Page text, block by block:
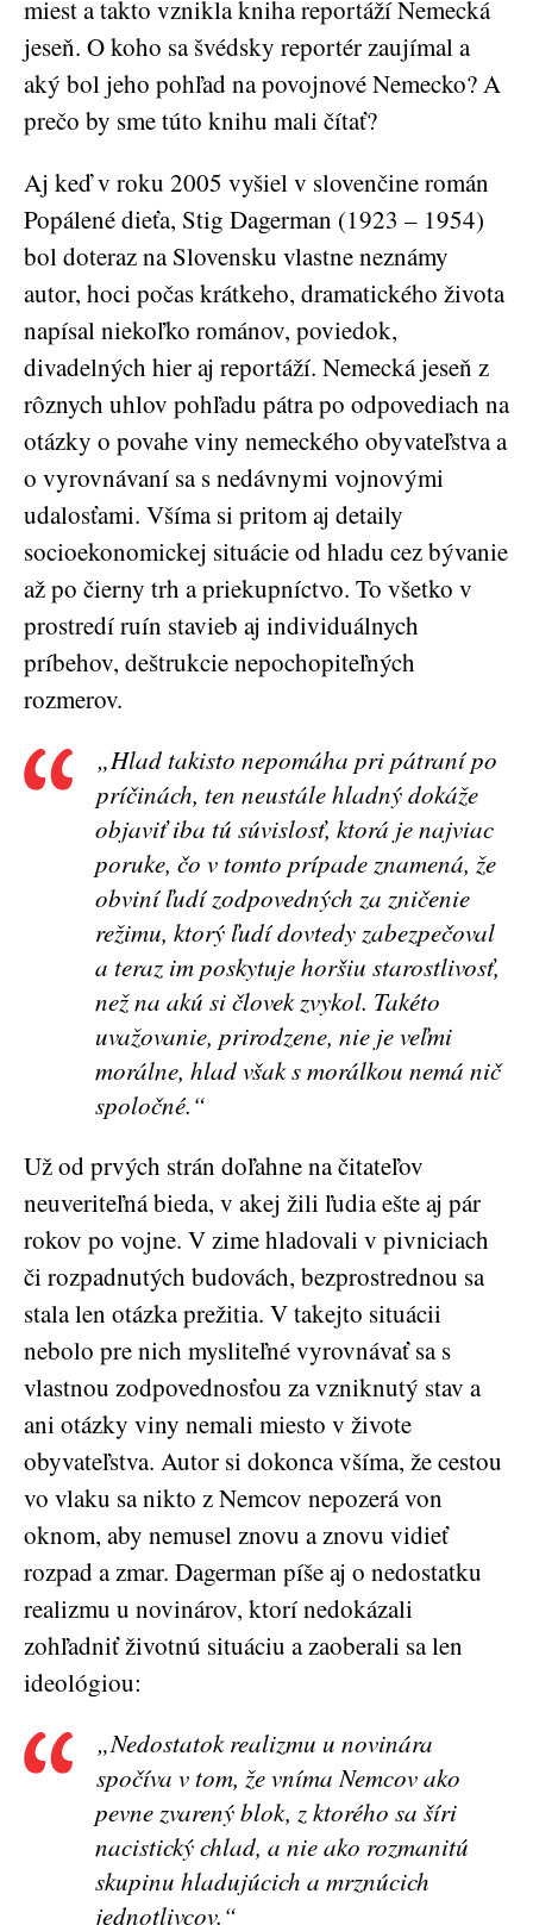
miest a takto vznikla kniha reportáží Nemecká
jeseň. O koho sa švédsky reportér zaujímal a
aký bol jeho pohľad na povojnové Nemecko? A
prečo by sme túto knihu mali čítať?
Aj keď v roku 2005 vyšiel v slovenčine román
Popálené dieťa, Stig Dagerman (1923 – 1954)
bol doteraz na Slovensku vlastne neznámy
autor, hoci počas krátkeho, dramatického života
napísal niekoľko románov, poviedok,
divadelných hier aj reportáží. Nemecká jeseň z
rôznych uhlov pohľadu pátra po odpovediach na
otázky o povahe viny nemeckého obyvateľstva a
o vyrovnávaní sa s nedávnymi vojnovými
udalosťami. Všíma si pritom aj detaily
socioekonomickej situácie od hladu cez bývanie
až po čierny trh a priekupníctvo. To všetko v
prostredí ruín stavieb aj individuálnych
príbehov, deštrukcie nepochopiteľných
rozmerov.
„Hlad takisto nepomáha pri pátraní po
príčinách, ten neustále hladný dokáže
objaviť iba tú súvislosť, ktorá je najviac
poruke, čo v tomto prípade znamená, že
obviní ľudí zodpovedných za zničenie
režimu, ktorý ľudí dovtedy zabezpečoval
a teraz im poskytuje horšiu starostlivosť,
než na akú si človek zvykol. Takéto
uvažovanie, prirodzene, nie je veľmi
morálne, hlad však s morálkou nemá nič
spoločné.“
Už od prvých strán doľahne na čitateľov
neuveriteľná bieda, v akej žili ľudia ešte aj pár
rokov po vojne. V zime hladovali v pivniciach
či rozpadnutých budovách, bezprostrednou sa
stala len otázka prežitia. V takejto situácii
nebolo pre nich mysliteľné vyrovnávať sa s
vlastnou zodpovednosťou za vzniknutý stav a
ani otázky viny nemali miesto v živote
obyvateľstva. Autor si dokonca všíma, že cestou
vo vlaku sa nikto z Nemcov nepozerá von
oknom, aby nemusel znovu a znovu vidieť
rozpad a zmar. Dagerman píše aj o nedostatku
realizmu u novinárov, ktorí nedokázali
zohľadniť životnú situáciu a zaoberali sa len
ideológiou:
„Nedostatok realizmu u novinára
spočíva v tom, že vníma Nemcov ako
pevne zvarený blok, z ktorého sa šíri
nacistický chlad, a nie ako rozmanitú
skupinu hladujúcich a mrznúcich
jednotlivcov.“